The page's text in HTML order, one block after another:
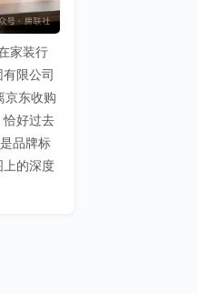
家装行
限公司
京东收购
恰好过去
品牌标
上的深度